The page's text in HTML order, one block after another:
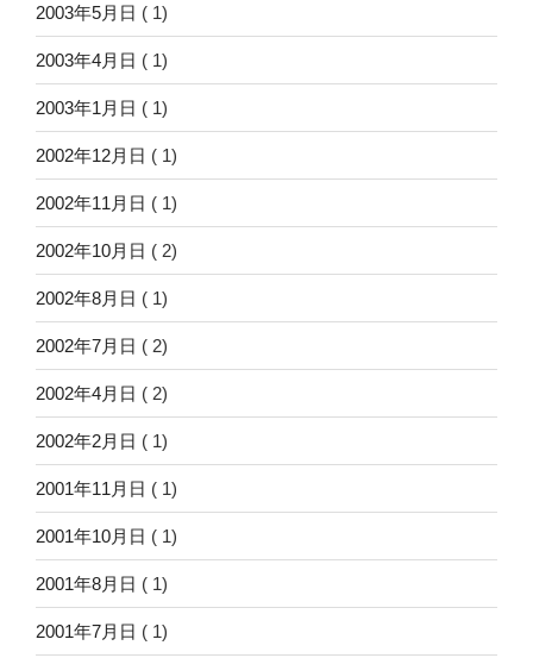
2003年5月日 ( 1)
2003年4月日 ( 1)
2003年1月日 ( 1)
2002年12月日 ( 1)
2002年11月日 ( 1)
2002年10月日 ( 2)
2002年8月日 ( 1)
2002年7月日 ( 2)
2002年4月日 ( 2)
2002年2月日 ( 1)
2001年11月日 ( 1)
2001年10月日 ( 1)
2001年8月日 ( 1)
2001年7月日 ( 1)